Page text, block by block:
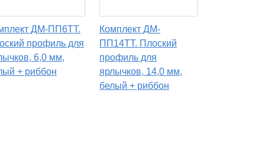
ДМ-ПП6TT.
профиль для
6,0 мм,
+ риббон
Комплект ДМ-
ПП14TT. Плоский
профиль для
ярлычков, 14,0 мм,
белый + риббон